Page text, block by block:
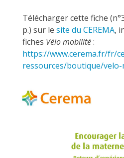
Télécharger cette fiche
p.) sur le site du CEREMA,
fiches Vélo mobilité:
https://www.cerema.fr/fr/
ressources/boutique/